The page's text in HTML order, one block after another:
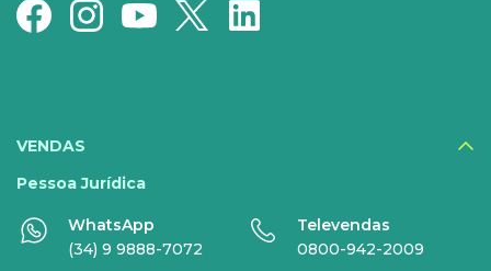
DIGITAIS
Disney+
Nomo Music
VENDAS
Pessoa Jurídica
WhatsApp
(34) 9 9888-7072
Televendas
0800-942-2009